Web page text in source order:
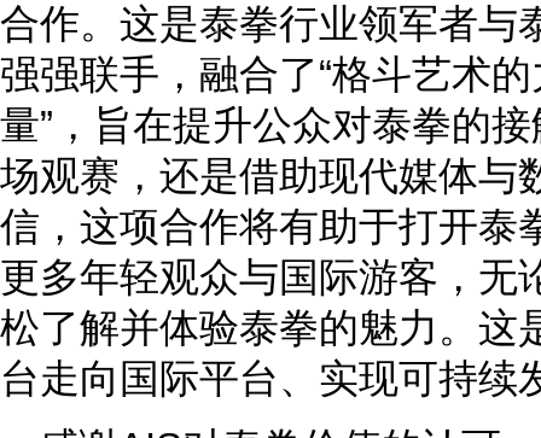
合作。这是泰拳行业领军者与
强强联手，融合了“格斗艺术
量”，旨在提升公众对泰拳的
场观赛，还是借助现代媒体与
信，这项合作将有助于打开泰
更多年轻观众与国际游客，无
松了解并体验泰拳的魅力。这
台走向国际平台、实现可持续